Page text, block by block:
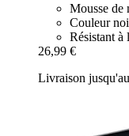
Mousse de
Couleur
Résistant à
26,99 €
Livraison